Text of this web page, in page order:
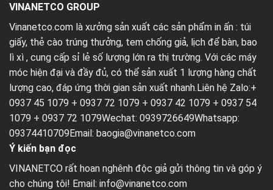
VINANETCO GROUP
Vinanetco.com là xưởng sản xuất các sản phẩm in ấn : túi
giấy, thẻ cào trúng thưởng, tem chống giả, lịch để bàn, bao
lì xì , cung cấp sỉ lẻ số lượng lớn ra thị trường. Với các máy
móc hiện đại và đầy đủ, có thể sản xuất 1 lượng hàng chất
lượng cao, đáp ứng thời gian sản xuất nhanh.Liên hệ Zalo:+
0937 45 1079 + 0937 72 1079 + 0937 42 1079 + 0937 54
1079 + 0937 72 1079Wechat: 0939726649Whatsapp:
09374410709Email: baogia@vinanetco.com
Ý kiến bạn đọc
VINANETCO rất hoan nghênh độc giả gửi thông tin và góp ý
cho chúng tôi! Email: info@vinanetco.com